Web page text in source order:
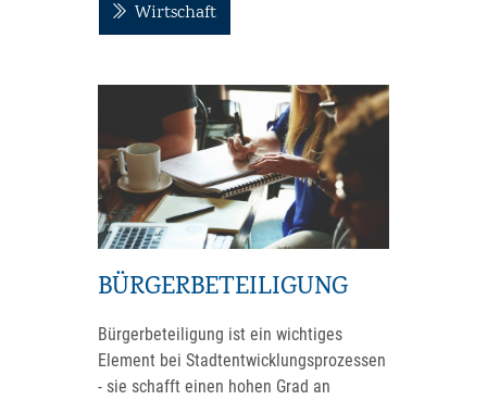
Wirtschaft
BÜRGERBETEILIGUNG
Bürgerbeteiligung ist ein wichtiges
Element bei Stadtentwicklungsprozessen
- sie schafft einen hohen Grad an